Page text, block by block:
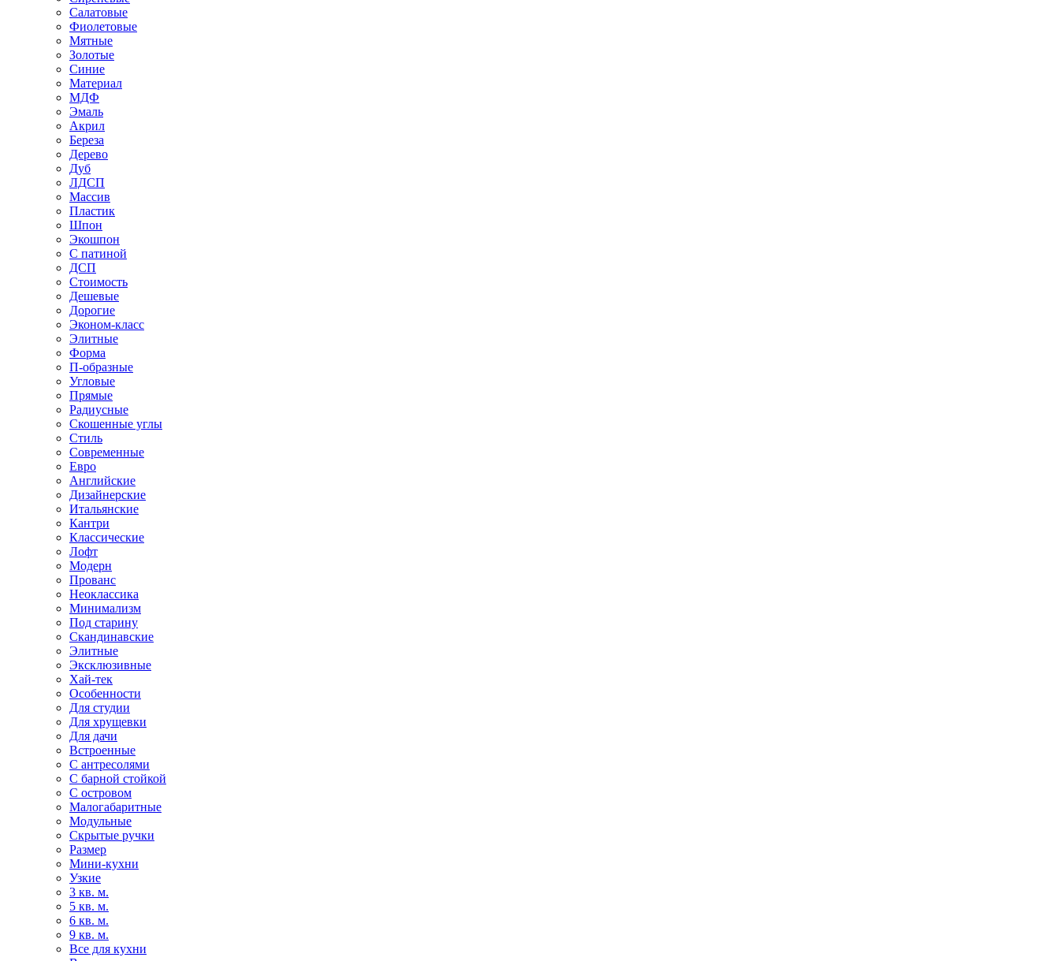
Салатовые
Фиолетовые
Мятные
Золотые
Синие
Материал
МДФ
Эмаль
Акрил
Береза
Дерево
Дуб
ЛДСП
Массив
Пластик
Шпон
Экошпон
С патиной
ДСП
Стоимость
Дешевые
Дорогие
Эконом-класс
Элитные
Форма
П-образные
Угловые
Прямые
Радиусные
Скошенные углы
Стиль
Современные
Евро
Английские
Дизайнерские
Итальянские
Кантри
Классические
Лофт
Модерн
Прованс
Неоклассика
Минимализм
Под старину
Скандинавские
Элитные
Эксклюзивные
Хай-тек
Особенности
Для студии
Для хрущевки
Для дачи
Встроенные
С антресолями
С барной стойкой
С островом
Малогабаритные
Модульные
Скрытые ручки
Размер
Мини-кухни
Узкие
3 кв. м.
5 кв. м.
6 кв. м.
9 кв. м.
Все для кухни